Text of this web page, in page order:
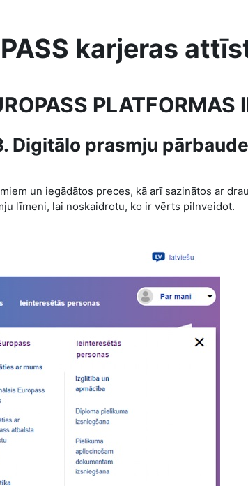
karjeras
PLATFORMAS
Digitālo prasmju pārbaude
un iegādātos preces, kā arī sazinātos ar
līmeni, lai noskaidrotu, ko ir vērts pilnveidot.